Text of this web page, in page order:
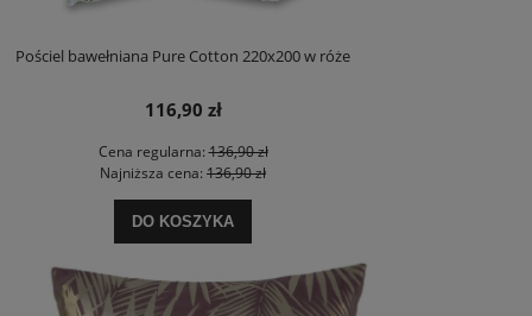
Pościel bawełniana Pure Cotton 220x200 w róże
116,90 zł
Cena regularna:136,90 zł
Najniższa cena: 136,90 zł
DO KOSZYKA